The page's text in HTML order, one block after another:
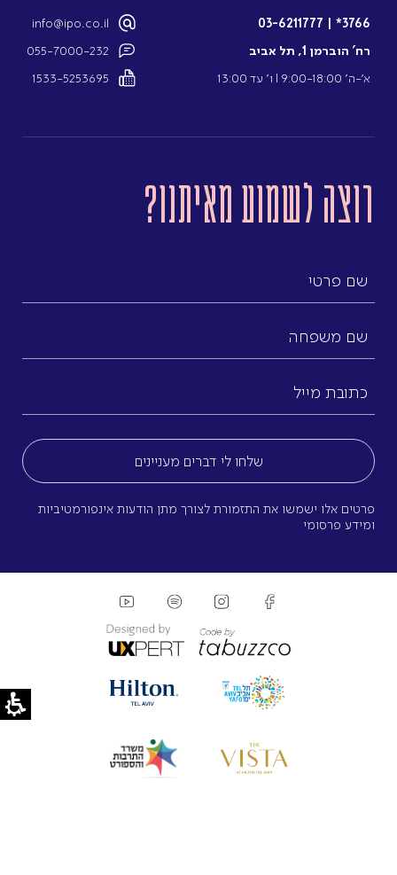
3766*
|
03-6211777
רח’ הוברמן 1, תל אביב
א’-ה’ 9:00-18:00 l ו’ עד 13:00
info@ipo.co.il
055-7000-232
1533-5253695
רוצה לשמוע מאיתנו?
פרטי
משפחה
מייל
פרטים אלו ישמשו את התזמורת לצורך מתן הודעות אינפורמטיביות
ומידע פרסומי